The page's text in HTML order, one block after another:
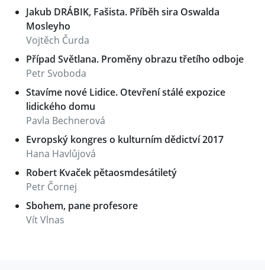
Jakub DRÁBIK, Fašista. Příběh sira Oswalda
Mosleyho
Vojtěch Čurda
Případ Světlana. Proměny obrazu třetího odboje
Petr Svoboda
Stavíme nové Lidice. Otevření stálé expozice
lidického domu
Pavla Bechnerová
Evropský kongres o kulturním dědictví 2017
Hana Havlůjová
Robert Kvaček pětaosmdesátiletý
Petr Čornej
Sbohem, pane profesore
Vít Vlnas